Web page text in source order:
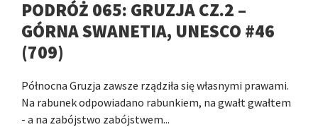
PODRÓŻ 065: GRUZJA CZ.2 –
GÓRNA SWANETIA, UNESCO #46
(709)
Północna Gruzja zawsze rządziła się własnymi prawami.
Na rabunek odpowiadano rabunkiem, na gwałt gwałtem
- a na zabójstwo zabójstwem...